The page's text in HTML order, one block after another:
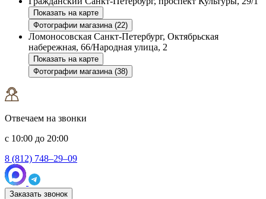
Показать на карте
Фотографии магазина (22)
Ломоносовская Санкт-Петербург, Октябрьская
набережная, 66/Народная улица, 2
Показать на карте
Фотографии магазина (38)
Отвечаем на звонки
с 10:00 до 20:00
8 (812) 748–29–09
Заказать звонок